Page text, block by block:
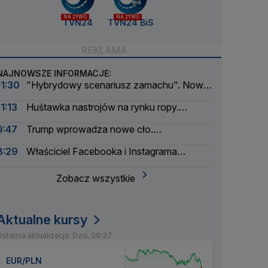
NA ŻYWO
TVN24
NA ŻYWO
TVN24 BiS
INFORMACJE:
"Hybrydowy scenariusz zamachu". Nowe
Huśtawka nastrojów na rynku ropy.
Trump wprowadza nowe cło.
Właściciel Facebooka i Instagrama
Zobacz wszystkie
kursy
aktualizacja: Dziś, 09:37
EUR/PLN